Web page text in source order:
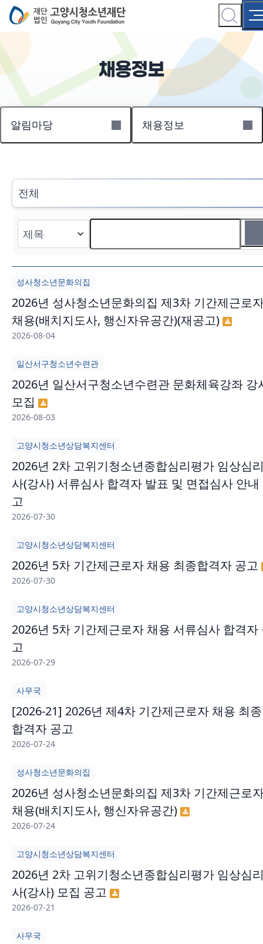
채용정보
알림마당 채용정보
전체
성사청소년문화의집
2026년 성사청소년문화의집 제3차 기간제근로
채용(배치지도사, 행신자유공간)(재공고)
2026-08-04
일산서구청소년수련관
2026년 일산서구청소년수련관 문화체육강좌 강
모집
2026-08-03
고양시청소년상담복지센터
2026년 2차 고위기청소년종합심리평가 임상심
사(강사) 서류심사 합격자 발표 및 면접심사 안내
고
2026-07-30
고양시청소년상담복지센터
2026년 5차 기간제근로자 채용 최종합격자 공고
2026-07-30
고양시청소년상담복지센터
2026년 5차 기간제근로자 채용 서류심사 합격자
고
2026-07-29
사무국
[2026-21] 2026년 제4차 기간제근로자 채용 최종
합격자 공고
2026-07-24
성사청소년문화의집
2026년 성사청소년문화의집 제3차 기간제근로
채용(배치지도사, 행신자유공간)
2026-07-24
고양시청소년상담복지센터
2026년 2차 고위기청소년종합심리평가 임상심
사(강사) 모집 공고
2026-07-21
사무국